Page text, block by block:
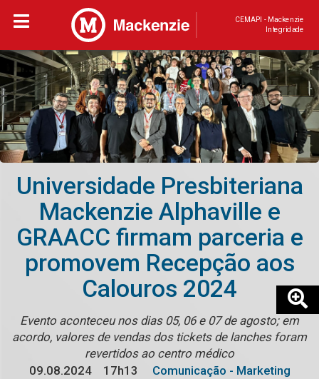
CEMAPI - Mackenzie
Integridade
Universidade Presbiteriana
Mackenzie Alphaville e
GRAACC firmam parceria e
promovem Recepção aos
Calouros 2024
Evento aconteceu nos dias 05, 06 e 07 de agosto; em
acordo, valores de vendas dos tickets de lanches foram
revertidos ao centro médico
09.08.2024
17h13
Comunicação - Marketing